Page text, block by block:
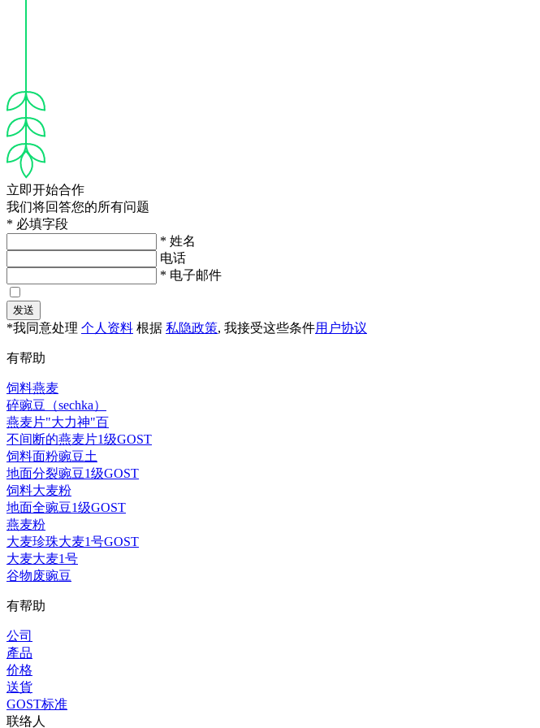
立即开始合作
我们将回答您的所有问题
* 必填字段
* 姓名
电话
* 电子邮件
发送
*我同意处理 个人资料 根据 私隐政策, 我接受这些条件用户协议
有帮助
饲料燕麦
碎豌豆（sechka）
燕麦片"大力神"百
不间断的燕麦片1级GOST
饲料面粉豌豆土
地面分裂豌豆1级GOST
饲料大麦粉
地面全豌豆1级GOST
燕麦粉
大麦珍珠大麦1号GOST
大麦大麦1号
谷物废豌豆
有帮助
公司
產品
价格
送貨
GOST标准
联络人